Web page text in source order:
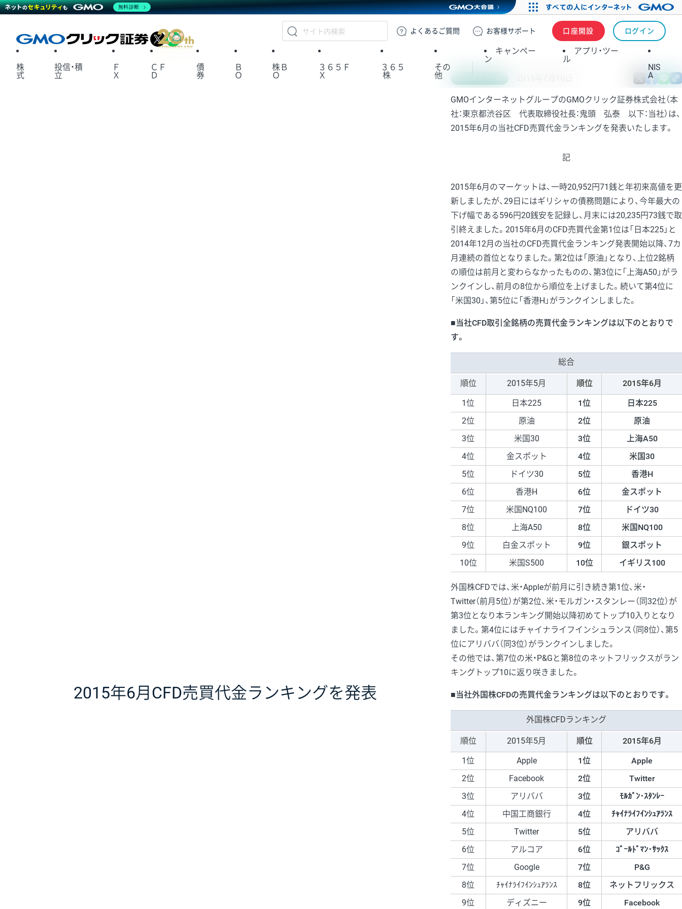
GMOクリック証券
よくある ご質問 お客様サポート 口座開設 ログイン
X
株
式
投信・積
立
Ｆ
Ｘ
ＣＦ
Ｄ
債
券
Ｂ
Ｏ
株Ｂ
Ｏ
３６５Ｆ
Ｘ
３６５
株
その
他
キャンペー
ン
アプリ・ツー
ル
NIS
A
2015年6月CFD売買代金ランキングを発表
X
GMOインターネットグループのGMOクリック証券株式会社（本
社：東京都渋谷区 代表取締役社長：鬼頭 弘泰 以下：当社）は、
2015年6月の当社CFD売買代金ランキングを発表いたします。
記
2015年6月のマーケットは、一時20,952円71銭と年初来高値を更
新しましたが、29日にはギリシャの債務問題により、今年最大の
下げ幅である596円20銭安を記録し、月末には20,235円73銭で取
引終えました。2015年6月のCFD売買代金第1位は「日本225」と
2014年12月の当社のCFD売買代金ランキング発表開始以降、7カ
月連続の首位となりました。第2位は「原油」となり、上位2銘柄
の順位は前月と変わらなかったものの、第3位に「上海A50」がラ
ンクインし、前月の8位から順位を上げました。続いて第4位に
「米国30」、第5位に「香港H」がランクインしました。
■当社CFD取引全銘柄の売買代金ランキングは以下のとおりで
す。
総合
順位 2015年5月 順位 2015年6月
1位 日本225 1位
日本225
2位
原油 2位
原油
3位
米国30 3位
上海A50
4位
金スポット 4位
米国30
5位
ドイツ30 5位
香港H
6位
香港H 6位
金スポット
7位
米国NQ100 7位
ドイツ30
8位
上海A50 8位
米国NQ100
9位
白金スポット 9位
銀スポット
10位
米国S500 10位 イギリス100
外国株CFDでは、米・Appleが前月に引き続き第1位、米・
Twitter（前月5位）が第2位、米・モルガン・スタンレー（同32位）が
第3位となり本ランキング開始以降初めてトップ10入りとなり
ました。第4位にはチャイナライフインシュランス（同8位）、第5
位にアリババ（同3位）がランクインしました。
その他では、第7位の米・P&Gと第8位のネットフリックスがラン
キングトップ10に返り咲きました。
■当社外国株CFDの売買代金ランキングは以下のとおりです。
外国株CFDランキング
順位 2015年5月 順位 2015年6月
1位 Apple 1位
Apple
2位
Facebook 2位
Twitter
3位
アリババ 3位
ﾓﾙｶﾞﾝ･ｽﾀﾝﾚｰ
4位
中国工商銀行 4位
ﾁｬｲﾅﾗｲﾌｲﾝｼｭｱﾗﾝｽ
5位
Twitter 5位
アリババ
6位
アルコア 6位
ｺﾞｰﾙﾄﾞﾏﾝ･ｻｯｸｽ
7位
Google 7位
P&G
8位
ﾁｬｲﾅﾗｲﾌｲﾝｼｭｱﾗﾝｽ 8位
ネットフリックス
9位
ディズニー 9位 Facebook
無料診断